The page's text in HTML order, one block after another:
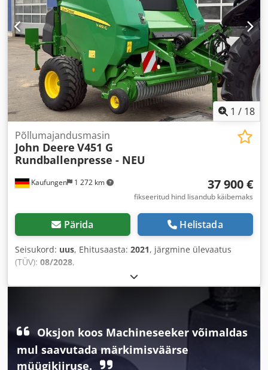
1 / 18
Kaufungen 1 272 km
Põllumajandusmasin
John Deere V451 G
Rundballenpresse - NEU
37 900 €
fikseeritud hind lisandub käibemaks
Pärida Helistada
Seisukord: uus, Ehitusaasta: 2021, järgmine ülevaatus
(TÜV): 08/2028,
Oksjon koos Machineseeker võimaldas
mul saavutada märkimisväärse
müügikiiruse.